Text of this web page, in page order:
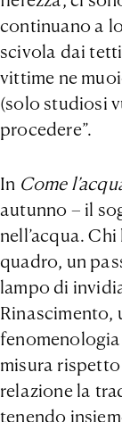
continuano a
scivola dai
vittime ne
(solo studiosi
procedere”.
In Come
autunno – il
nell’acqua.
quadro, un
lampo di
Rinascimento,
misura
relazione la
tenendo